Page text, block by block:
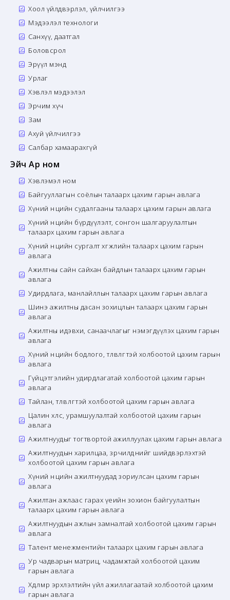
Хоол үйлдвэрлэл, үйлчилгээ
Мэдээлэл технологи
Санхүү, даатгал
Боловсрол
Эрүүл мэнд
Урлаг
Хэвлэл мэдээлэл
Эрчим хүч
Зам
Ахуй үйлчилгээ
Салбар хамаарахгүй
Эйч Ар ном
Хэвлэмэл ном
Байгууллагын соёлын талаарх цахим гарын авлага
Хүний нөөцийн судалгааны талаарх цахим гарын авлага
Хүний нөөцийн бүрдүүлэлт, сонгон шалгаруулалтын
талаарх цахим гарын авлага
Хүний нөөцийн сургалт хөгжлийн талаарх цахим гарын
авлага
Ажилтны сайн сайхан байдлын талаарх цахим гарын
авлага
Удирдлага, манлайллын талаарх цахим гарын авлага
Шинэ ажилтны дасан зохицлын талаарх цахим гарын
авлага
Ажилтны идэвхи, санаачлагыг нэмэгдүүлэх цахим гарын
авлага
Хүний нөөцийн бодлого, төлөвлөгөөтэй холбоотой цахим гарын
авлага
Гүйцэтгэлийн удирдлагатай холбоотой цахим гарын
авлага
Тайлан, төлөвлөгөөтэй холбоотой цахим гарын авлага
Цалин хөлс, урамшуулалтай холбоотой цахим гарын
авлага
Ажилтнуудыг тогтвортой ажиллуулах цахим гарын авлага
Ажилтнуудын харилцаа, зөрчилдөөнийг шийдвэрлэхтэй
холбоотой цахим гарын авлага
Хүний нөөцийн ажилтнуудад зориулсан цахим гарын
авлага
Ажилтан ажлаас гарах үеийн зохион байгуулалтын
талаарх цахим гарын авлага
Ажилтнуудын ажлын замналтай холбоотой цахим гарын
авлага
Талент менежментийн талаарх цахим гарын авлага
Ур чадварын матриц, чадамжтай холбоотой цахим
гарын авлага
Хөдөлмөр эрхлэлтийн үйл ажиллагаатай холбоотой цахим
гарын авлага